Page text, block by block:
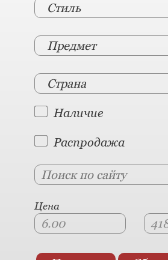
Стиль
Предмет
Страна
Наличие
Распродажа
Цена